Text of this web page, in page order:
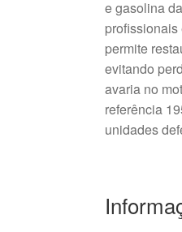
e gasolina
profissionais
permite
evitando
avaria no
referência
unidades